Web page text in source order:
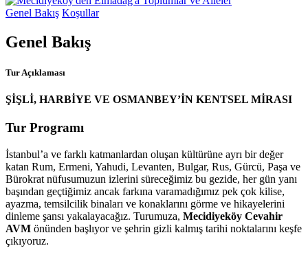
Genel Bakış Koşullar
Genel Bakış
Tur Açıklaması
ŞİŞLİ, HARBİYE VE OSMANBEY’İN KENTSEL MİRASI
Tur Programı
İstanbul’a ve farklı katmanlardan oluşan kültürüne ayrı bir değer
katan Rum, Ermeni, Yahudi, Levanten, Bulgar, Rus, Gürcü, Paşa ve
Bürokrat nüfusumuzun izlerini süreceğimiz bu gezide, her gün yanı
başından geçtiğimiz ancak farkına varamadığımız pek çok kilise,
ayazma, temsilcilik binaları ve konaklarını görme ve hikayelerini
dinleme şansı yakalayacağız. Turumuza, Mecidiyeköy Cevahir
AVM önünden başlıyor ve şehrin gizli kalmış tarihi noktalarını keşfe
çıkıyoruz.